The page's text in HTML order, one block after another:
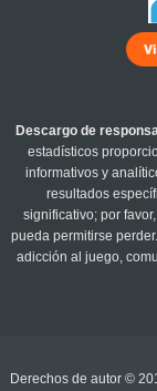
Descargo de
estadísticos
informativos y
resultados
significativo; por
pueda permitirse
adicción al juego,
Derechos de autor ©